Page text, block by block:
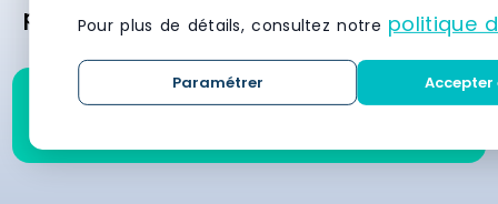
personnalisées des meilleurs fournisseurs
Demandez un devis pour
Pour plus de détails, consultez notre politique
Paramétrer